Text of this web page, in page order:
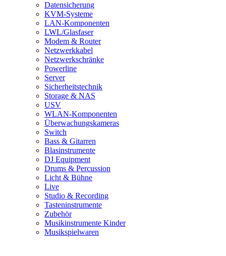
Datensicherung
KVM-Systeme
LAN-Komponenten
LWL/Glasfaser
Modem & Router
Netzwerkkabel
Netzwerkschränke
Powerline
Server
Sicherheitstechnik
Storage & NAS
USV
WLAN-Komponenten
Überwachungskameras
Switch
Bass & Gitarren
Blasinstrumente
DJ Equipment
Drums & Percussion
Licht & Bühne
Live
Studio & Recording
Tasteninstrumente
Zubehör
Musikinstrumente Kinder
Musikspielwaren